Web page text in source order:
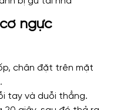
ngực
chân đặt trên mặt
tay và duỗi thẳng.